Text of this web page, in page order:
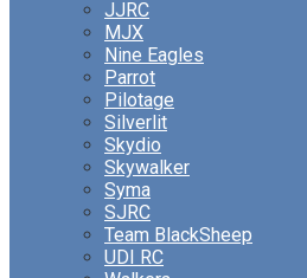
JJRC
MJX
Nine Eagles
Parrot
Pilotage
Silverlit
Skydio
Skywalker
Syma
SJRC
Team BlackSheep
UDI RC